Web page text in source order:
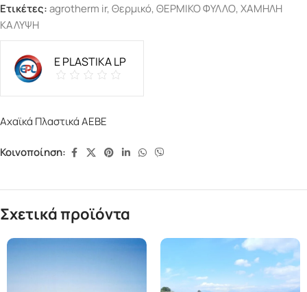
Ετικέτες:agrotherm ir,Θερμικό,ΘΕΡΜΙΚΟ ΦΥΛΛΟ,ΧΑΜΗΛΗ
ΚΑΛΥΨΗ
E PLASTIKA LP
Αχαϊκά Πλαστικά ΑΕΒΕ
Κοινοποίηση:
Σχετικά προϊόντα